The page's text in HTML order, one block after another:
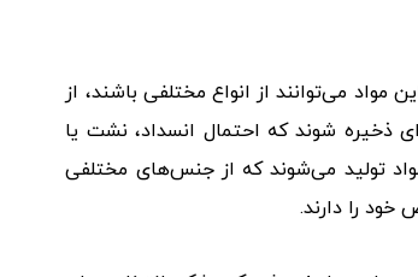
می‌توانند از انواع مختلفی باشند، از
ذخیره شوند که احتمال انسداد، نشت یا
تولید می‌شوند که از جنس‌های مختلفی
را دارند.